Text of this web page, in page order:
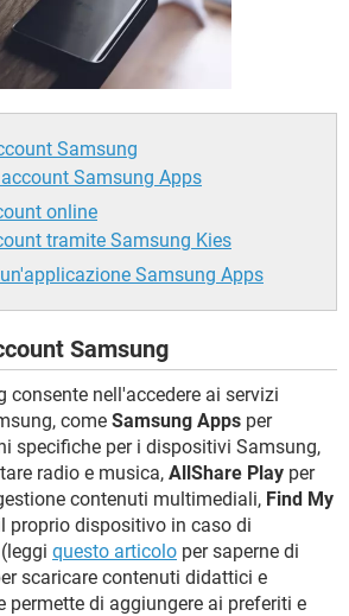
Samsung
Samsung Apps
online
tramite Samsung Kies
Samsung Apps
Samsung
consente nell'accedere ai servizi
come Samsung Apps per
specifiche per i dispositivi Samsung,
radio e musica, AllShare Play per
contenuti multimediali, Find My
proprio dispositivo in caso di
questo articolo per saperne di
scaricare contenuti didattici e
permette di aggiungere ai preferiti e